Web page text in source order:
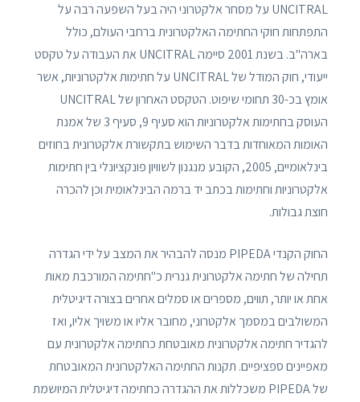
UNCITRAL על מסחר אלקטרוני היה בעל השפעה רבה על
התפתחות חוקי החתימה האלקטרונית ברחבי העולם, כולל
בארה"ב. בשנת 2001 סיימה UNCITRAL את העבודה על טקסט
ייעודי, חוק המודל של UNCITRAL על חתימות אלקטרוניות, אשר
אומץ בכ-30 תחומי שיפוט. הטקסט האחרון של UNCITRAL
העוסק בחתימות אלקטרוניות הוא סעיף 9, סעיף 3 של אמנת
האומות המאוחדות בדבר השימוש בתקשורת אלקטרונית בחוזים
בינלאומיים, 2005, הקובע מנגנון לשוויון פונקציונלי בין חתימות
אלקטרוניות וחתימות בכתב יד ברמה הבינלאומית וכן להכרה
חוצת גבולות.
החוק הקנדי PIPEDA מנסה להבהיר את המצב על ידי הגדרה
תחילה של חתימה אלקטרונית גנרית כ"חתימה המורכבת מאות
אחת או יותר, תווים, מספרים או סמלים אחרים בצורה דיגיטלית
המשולבים במסמך אלקטרוני, מחובר אליו או משויך אליו, ואז
להגדיר חתימה אלקטרונית מאובטחת כחתימה אלקטרונית עם
מאפיינים ספציפיים. תקנות החתימה האלקטרונית המאובטחת
של PIPEDA משכללות את ההגדרה כחתימה דיגיטלית המיושמת